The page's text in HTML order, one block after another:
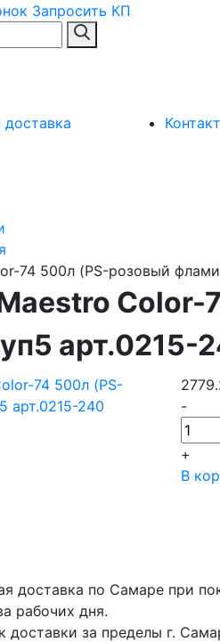
Запросить КП
доставка
74 500л (PS-розовый
Color-
арт.0215-
-
+
В
доставка по Самаре при
рабочих дня.
доставки за пределы г.